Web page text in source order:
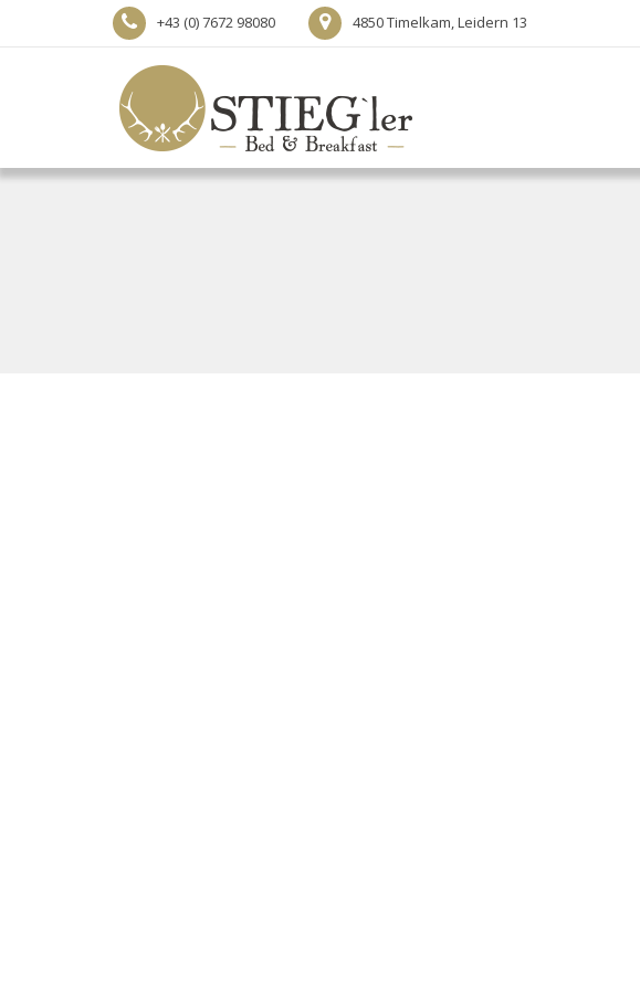
+43 (0) 7672 98080 4850 Timelkam, Leidern 13